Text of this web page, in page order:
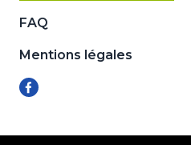
FAQ
Mentions légales